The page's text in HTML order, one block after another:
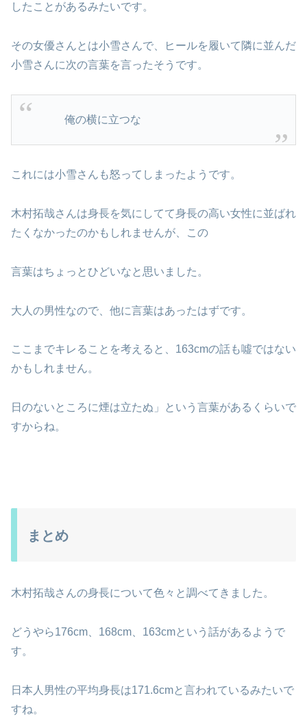
したことがあるみたいです。
その女優さんとは小雪さんで、ヒールを履いて隣に並んだ
小雪さんに次の言葉を言ったそうです。
俺の横に立つな
これには小雪さんも怒ってしまったようです。
木村拓哉さんは身長を気にしてて身長の高い女性に並ばれ
たくなかったのかもしれませんが、この
言葉はちょっとひどいなと思いました。
大人の男性なので、他に言葉はあったはずです。
ここまでキレることを考えると、163cmの話も噓ではない
かもしれません。
日のないところに煙は立たぬ」という言葉があるくらいで
すからね。
まとめ
木村拓哉さんの身長について色々と調べてきました。
どうやら176cm、168cm、163cmという話があるようで
す。
日本人男性の平均身長は171.6cmと言われているみたいで
すね。